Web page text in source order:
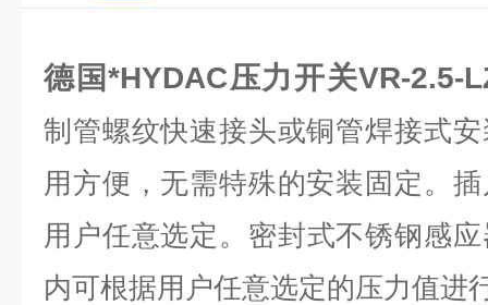
德国*HYDAC压力开关VR-2.5-
制管螺纹快速接头或铜管焊接式
用方便，无需特殊的安装固定。
用户任意选定。 密封式不锈钢感
内可根据用户任意选定的压力值进